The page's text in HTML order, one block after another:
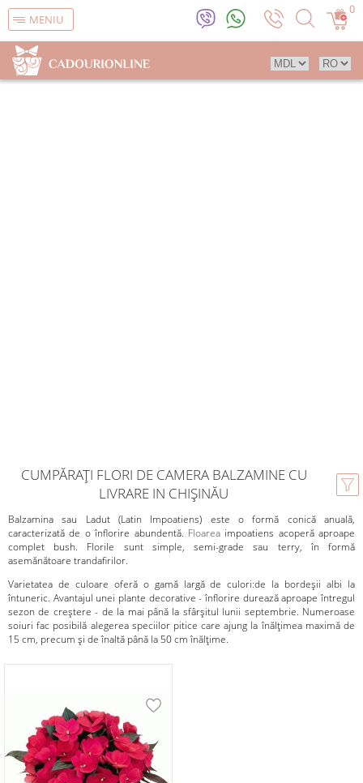
MENIU
0
CUMPĂRAȚI FLORI DE CAMERA BALZAMINE CU
LIVRARE IN CHIȘINĂU
Balzamina sau Ladut (Latin Impoatiens) este o formă conică anuală,
caracterizată de o înflorire abundentă. Floareaimpoatiens acoperă aproape
complet bush. Florile sunt simple, semi-grade sau terry, în formă
asemănătoare trandafirilor.
Varietatea de culoare oferă o gamă largă de culori:de la bordeșii albi la
întuneric. Avantajul unei plante decorative - înflorire durează aproape întregul
sezon de creștere - de la mai până la sfârșitul lunii septembrie. Numeroase
soiuri fac posibilă alegerea speciilor pitice care ajung la înălțimea maximă de
15 cm, precum și de înaltă până la 50 cm înălțime.